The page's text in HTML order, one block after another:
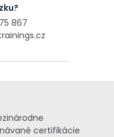
867
certifikácie